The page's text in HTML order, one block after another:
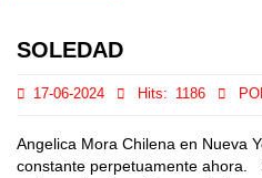
SOLEDAD
17-06-2024 Hits: 1186
Angelica Mora Chilena en Nueva
constante perpetuamente ahora.